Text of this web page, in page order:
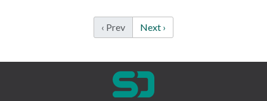
‹ Prev Next ›